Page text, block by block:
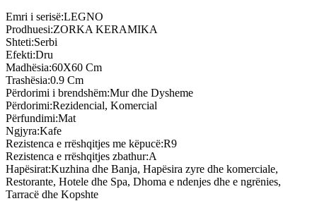
Emri i serisë:LEGNO
Prodhuesi:ZORKA KERAMIKA
Shteti:Serbi
Efekti:Dru
Madhësia:60X60 Cm
Trashësia:0.9 Cm
Përdorimi i brendshëm:Mur dhe Dysheme
Përdorimi:Rezidencial, Komercial
Përfundimi:Mat
Ngjyra:Kafe
Rezistenca e rrëshqitjes me këpucë:R9
Rezistenca e rrëshqitjes zbathur:A
Hapësirat:Kuzhina dhe Banja, Hapësira zyre dhe komerciale,
Restorante, Hotele dhe Spa, Dhoma e ndenjes dhe e ngrënies,
Tarracë dhe Kopshte